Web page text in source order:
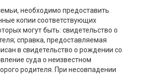
необходимо предоставить
копии соответствующих
могут быть: свидетельство о
справка, предоставляемая
в свидетельство о рождении со
суда о неизвестном
родителя. При несовпадении